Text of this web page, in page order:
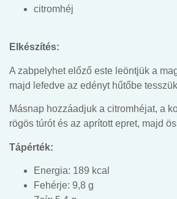
citromhéj
Elkészítés:
A zabpelyhet előző este leöntjük a
majd lefedve az edényt hűtőbe
Másnap hozzáadjuk a citromhéjat, a
rögös túrót és az aprított epret, majd
Tápérték:
Energia: 189 kcal
Fehérje: 9,8 g